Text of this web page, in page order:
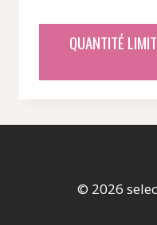
initial
était :
632,12
QUANTITÉ
© 2026